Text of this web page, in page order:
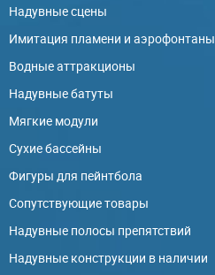
Надувные сцены
Имитация пламени и аэрофонтаны
Водные аттракционы
Надувные батуты
Мягкие модули
Сухие бассейны
Фигуры для пейнтбола
Сопутствующие товары
Надувные полосы препятствий
Надувные конструкции в наличии